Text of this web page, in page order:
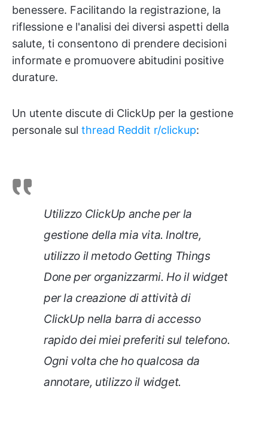
benessere. Facilitando la registrazione, la
riflessione e l'analisi dei diversi aspetti della
salute, ti consentono di prendere decisioni
informate e promuovere abitudini positive
durature.
Un utente discute di ClickUp per la gestione
personale sul thread Reddit r/clickup:
Utilizzo ClickUp anche per la
gestione della mia vita. Inoltre,
utilizzo il metodo Getting Things
Done per organizzarmi. Ho il widget
per la creazione di attività di
ClickUp nella barra di accesso
rapido dei miei preferiti sul telefono.
Ogni volta che ho qualcosa da
annotare, utilizzo il widget.